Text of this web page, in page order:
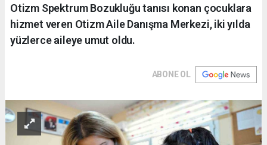
Otizm Spektrum Bozukluğu tanısı konan çocuklara
hizmet veren Otizm Aile Danışma Merkezi, iki yılda
yüzlerce aileye umut oldu.
ABONE OL